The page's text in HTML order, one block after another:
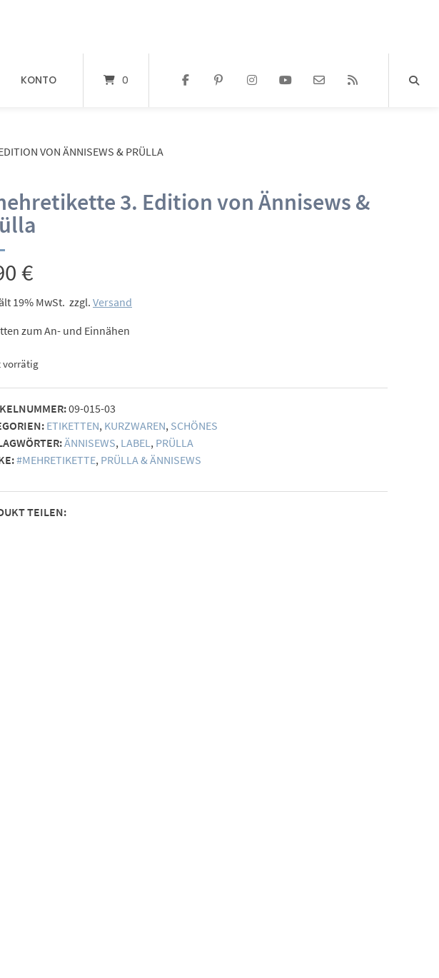
KONTO 0
VON ÄNNISEWS & PRÜLLA
3. Edition von Ännisews &
€
19% MwSt. zzgl. Versand
zum An- und Einnähen
vorrätig
09-015-03
ETIKETTEN, KURZWAREN, SCHÖNES
ÄNNISEWS, LABEL, PRÜLLA
#MEHRETIKETTE, PRÜLLA & ÄNNISEWS
TEILEN: